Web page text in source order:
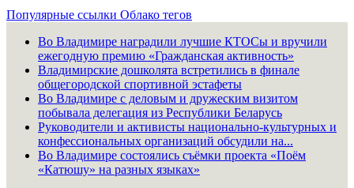
Популярные ссылки Облако тегов
Во Владимире наградили лучшие КТОСы и вручили
ежегодную премию «Гражданская активность»
Владимирские дошколята встретились в финале
общегородской спортивной эстафеты
Во Владимире с деловым и дружеским визитом
побывала делегация из Республики Беларусь
Руководители и активисты национально-культурных и
конфессиональных организаций обсудили на...
Во Владимире состоялись съёмки проекта «Поём
«Катюшу» на разных языках»